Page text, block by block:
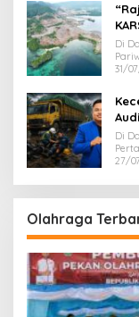
Di
31/
Di
27/
Olahraga